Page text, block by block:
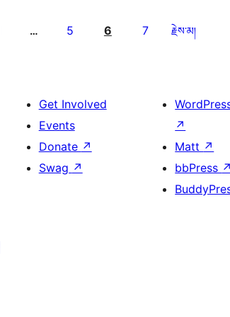
… 5 6 7 རྗེས་མ།
Get Involved
Events
Donate ↗
Swag ↗
↗
Matt ↗
bbPress ↗